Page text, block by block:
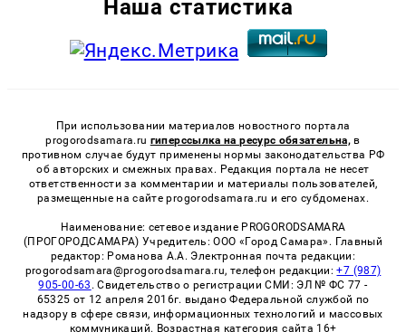
Наша статистика
При использовании материалов новостного портала
progorodsamara.ru гиперссылка на ресурс обязательна, в
противном случае будут применены нормы законодательства РФ
об авторских и смежных правах. Редакция портала не несет
ответственности за комментарии и материалы пользователей,
размещенные на сайте progorodsamara.ru и его субдоменах.
Наименование: сетевое издание PROGORODSAMARA
(ПРОГОРОДСАМАРА) Учредитель: ООО «Город Самара». Главный
редактор: Романова А.А. Электронная почта редакции:
progorodsamara@progorodsamara.ru, телефон редакции:+7 (987)
905-00-63 . Свидетельство о регистрации СМИ: ЭЛ № ФС 77 -
65325 от 12 апреля 2016г. выдано Федеральной службой по
надзору в сфере связи, информационных технологий и массовых
коммуникаций. Возрастная категория сайта 16+